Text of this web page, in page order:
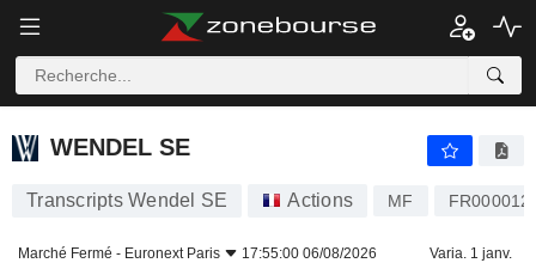
WENDEL SE
WENDEL SE
Transcripts Wendel SE Actions MF
Marché Fermé - Euronext Paris 17:55:00 06/08/2026 Varia. 1 janv.